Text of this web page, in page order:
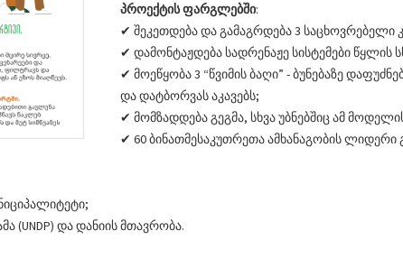
პროექტის ფარგლებში:
✔ შეკეთდება და გამაგრდება 3 საცხოვრებელი
✔ დამონტაჟდება სადრენაჟე სისტემები წყლის
✔ მოეწყობა 3 “წვიმის ბაღი” - ბუნებაზე
და დატბორვას აკავებს;
✔ მომზადდება გეგმა, სხვა უბნებშიც ამ
✔ 60 ბინათმესაკუთრეთა ამხანაგობის
(UNDP) და დანიის მთავრობა.